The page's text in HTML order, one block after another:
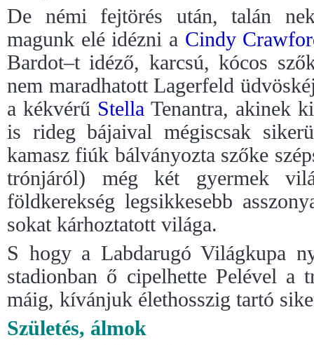
De némi fejtörés után, talán
magunk elé idézni a Cindy
Bardot–t idéző, karcsú, kócos
nem maradhatott Lagerfeld
a kékvérű Stella Tenantra, akinek
is rideg bájaival mégiscsak
kamasz fiúk bálványozta szőke
trónjáról) még két gyermek
földkerekség legsikkesebb
sokat kárhoztatott világa.
S hogy a Labdarugó Világkupa
stadionban ő cipelhette Pelével a
máig, kívánjuk élethosszig tartó
Születés, álmok